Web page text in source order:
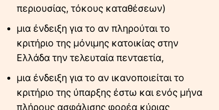
περιουσίας, τόκους καταθέσεων)
μια ένδειξη για το αν πληρούται το
κριτήριο της μόνιμης κατοικίας στην
Ελλάδα την τελευταία πενταετία,
μια ένδειξη για το αν ικανοποιείται το
κριτήριο της ύπαρξης έστω και ενός μήνα
πλήρους ασφάλισης φορέα κύριας